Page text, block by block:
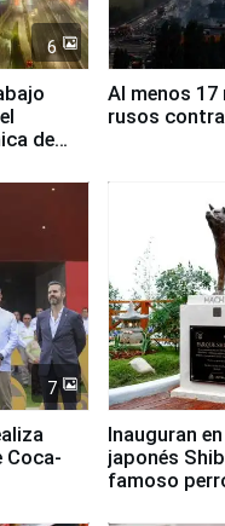
6
de
Al menos
rusos
7
Coca-
Inauguran
japonés
famoso